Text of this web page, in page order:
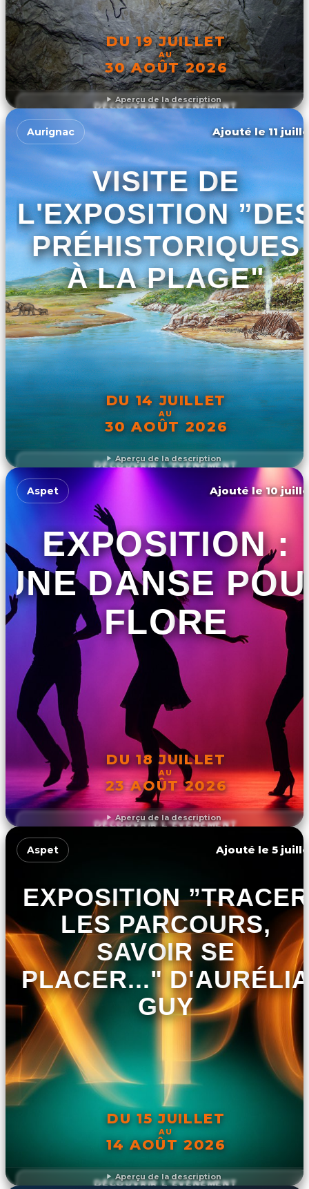
Aperçu de la description
DU 19 JUILLET
AU
30 AOÛT 2026
DÉCOUVRIR L'ÉVÉNEMENT
Aperçu de la description
Aurignac Ajouté le 11
VISITE DE
L'EXPOSITION
PRÉHISTORIQUES
À LA PLAGE"
DU 14 JUILLET
AU
30 AOÛT 2026
DÉCOUVRIR L'ÉVÉNEMENT
Aperçu de la description
Aspet Ajouté le 10
EXPOSITION :
UNE DANSE
FLORE
DU 18 JUILLET
AU
23 AOÛT 2026
DÉCOUVRIR L'ÉVÉNEMENT
Aperçu de la description
Aspet Ajouté le 5
EXPOSITION ”TRACER
LES PARCOURS,
SAVOIR SE
PLACER..." D'AURÉLIA
GUY
DU 15 JUILLET
AU
14 AOÛT 2026
DÉCOUVRIR L'ÉVÉNEMENT